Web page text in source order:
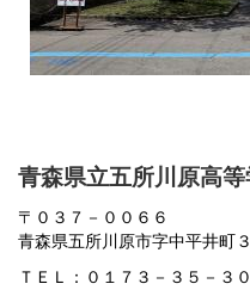
青森県立五所川原高
〒０３７－００６６
青森県五所川原市字中平井町
ＴＥＬ：０１７３－３５－